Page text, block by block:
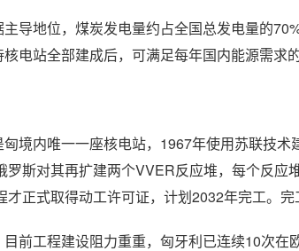
导地位，煤炭发电量约占全国总发电量的
电站全部建成后，可满足每年国内能源需求
境内唯一一座核电站，1967年使用苏联技
罗斯对其再扩建两个VVER反应堆，每个反
才正式取得动工许可证，计划2032年完工。
前工程建设阻力重重，匈牙利已连续10次